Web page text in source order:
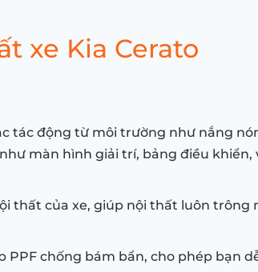
xe Kia Cerato
tác động từ môi trường như nắng
màn hình giải trí, bảng điều khiển,
thất của xe, giúp nội thất luôn trông
PPF chống bám bẩn, cho phép bạn